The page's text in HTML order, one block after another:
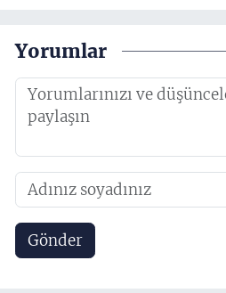
Yorumlar
Gönder